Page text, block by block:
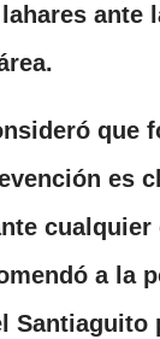
ante
que
es
cualquier
a la
Santiaguito